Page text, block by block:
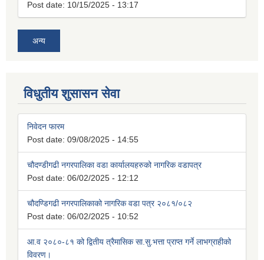
Post date: 10/15/2025 - 13:17
अन्य
विधुतीय शुसासन सेवा
निवेदन फारम
Post date: 09/08/2025 - 14:55
चौदण्डीगढी नगरपालिका वडा कार्यालयहरुको नागरिक वडापत्र
Post date: 06/02/2025 - 12:12
चौदण्डिगढी नगरपालिकाको नागरिक वडा पत्र २०८१/०८२
Post date: 06/02/2025 - 10:52
आ.व २०८०-८१ को द्वितीय त्रैमासिक सा.सु.भत्ता प्राप्त गर्ने लाभग्राहीको
विवरण।